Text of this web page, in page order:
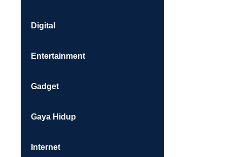
Digital
Entertainment
Gadget
Gaya Hidup
Internet